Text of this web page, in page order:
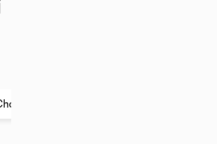
ішіндегі талдау